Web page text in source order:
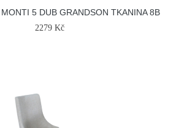
5 DUB GRANDSON TKANINA 8B
2279 Kč